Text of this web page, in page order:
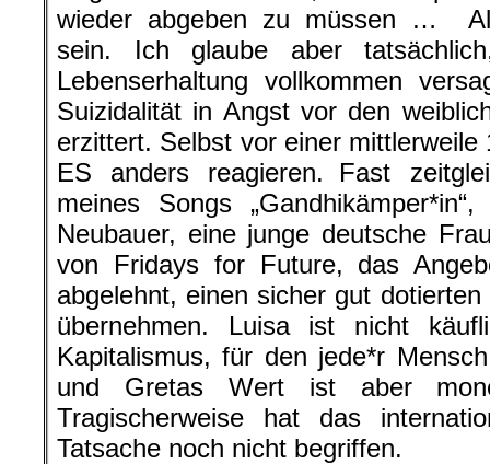
wieder abgeben zu müssen …
sein. Ich glaube aber
Lebenserhaltung vollkommen
Suizidalität in Angst vor den
erzittert. Selbst vor einer
ES anders reagieren. Fast
meines Songs
Neubauer, eine junge deutsche
von Fridays for Future, das
abgelehnt, einen sicher gut
übernehmen. Luisa ist nicht
Kapitalismus, für den jede*r
und Gretas Wert ist aber
Tragischerweise hat das
Tatsache noch nicht begriffen.